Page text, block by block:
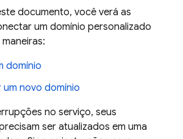
documento, você verá as
um domínio personalizado
domínio
novo domínio
no serviço, seus
ser atualizados em uma